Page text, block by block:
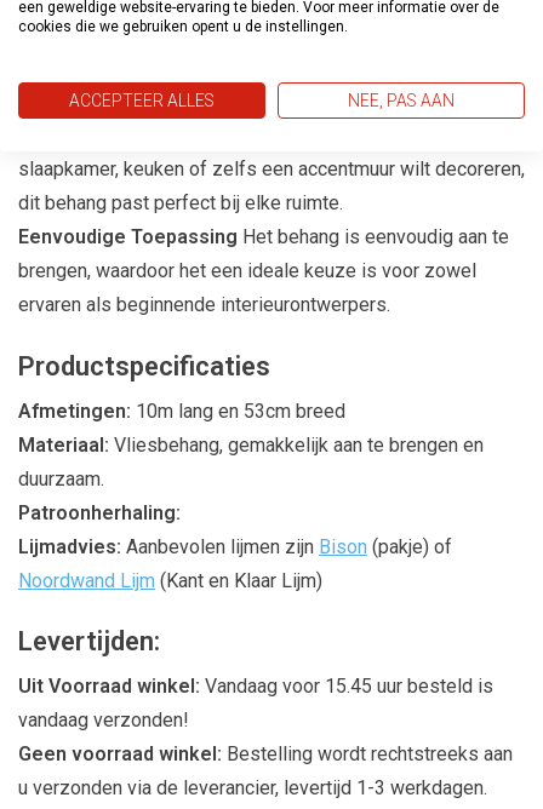
Casual Living is gemaakt van hoogwaardige materialen die
uitstraling bieden.
slaapkamer, keuken of zelfs een accentmuur wilt decoreren,
dit behang past perfect bij elke ruimte.
Eenvoudige Toepassing Het behang is eenvoudig aan te
brengen, waardoor het een ideale keuze is voor zowel
ervaren als beginnende interieurontwerpers.
Productspecificaties
Afmetingen: 10m lang en 53cm breed
Materiaal: Vliesbehang, gemakkelijk aan te brengen en
duurzaam.
Patroonherhaling:
Lijmadvies: Aanbevolen lijmen zijn Bison (pakje) of
Noordwand Lijm (Kant en Klaar Lijm)
Levertijden:
Uit Voorraad winkel: Vandaag voor 15.45 uur besteld is
vandaag verzonden!
Geen voorraad winkel: Bestelling wordt rechtstreeks aan
u verzonden via de leverancier, levertijd 1-3 werkdagen.
een geweldige website-ervaring te bieden. Voor meer informatie over de
cookies die we gebruiken opent u de instellingen.
ACCEPTEER ALLES NEE, PAS AAN